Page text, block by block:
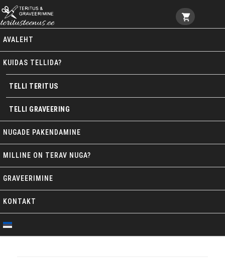
Teritusteenus ja Lasergraveerimine
AVALEHT
KUIDAS TELLIDA?
TELLI TERITUS
TELLI GRAVEERING
NUGADE PAKENDAMINE
MILLINE ON TERAV NUGA?
GRAVEERIMINE
KONTAKT